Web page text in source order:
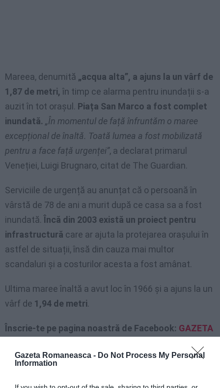
Gazeta Romaneasca - Do Not Process My Personal
Information
Mareea, denumită „acqua alta”, a ajuns la un vârf de
1,87 de metri, în timp ce alarma pentru inundații s-a
auzit în tot orașul. Piața San Marco a fost complet
inundată. „În momentul de față înfruntăm o maree
excepțional de înaltă. Toată lumea a fost mobilizată
pentru a face față urgenței”, a declarat primarul
Veneției, Luigi Brugnaro, citat de The Guardian.
Serviciile de urgență au anunțat că o persoană în
vârstă de 78 de ani a murit după ce casa sa a fost
inundată. Încă din 2003 există un proiect pentru
infrastructură care ar ajuta la protejarea orașului în
astfel de situații, însă din cauza mai multor
scandaluri și a costurilor acesta a fost amânat.
Ultima maree înaltă a avut loc în 1966 și a ajuns la un
vârf de 1,94 de metri.
Înscrie-te pe pagina noastră de Facebook: GAZETA